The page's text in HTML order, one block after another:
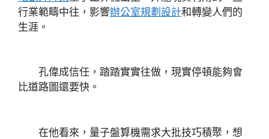
行業範疇中往，影響辦公室規劃設計和轉變人們的
生涯。
孔偉成信任，踏踏實實往做，現實停頓能夠會
比道路圖還要快。
在他看來，量子盤算機需求大批技巧積聚，想